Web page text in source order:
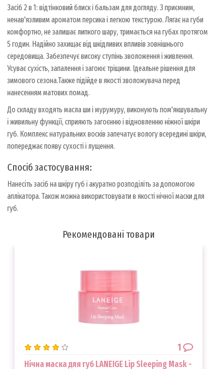
Засіб 2 в 1: відтінковий блиск і бальзам для догляду. З приємним,
ненав'язливим ароматом персика і легкою текстурою. Лягає на губи
комфортно, не залишає липкого шару, тримається на губах протягом
5 годин. Надійно захищає від шкідливих впливів зовнішнього
середовища. Забезпечує високу ступінь зволоження і живлення.
Усуває сухість, запалення і загоює тріщини. Ідеальне рішення для
зимового сезона.Также підійде в якості зволожувача перед
нанесенням матових помад.
До складу входять масла ши і мурумуру, виконують пом'якшувальну
і живильну функції, сприяють загоєнню і відновленню ніжної шкіри
губ. Комплекс натуральних восків запечатує вологу всередині шкіри,
попереджає появу сухості і лущення.
Спосіб застосування:
Нанесіть засіб на шкіру губ і акуратно розподіліть за допомогою
аплікатора. Також можна використовувати в якості нічної маски для
губ.
Рекомендовані товари
1
Нічна маска для губ LANEIGE Lip Sleeping Mask -